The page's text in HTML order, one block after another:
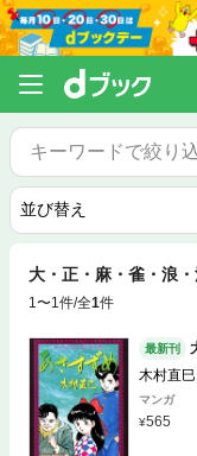
大・正・麻・雀・浪
1〜1件/全1件
最新刊
木村直巳
マンガ
565